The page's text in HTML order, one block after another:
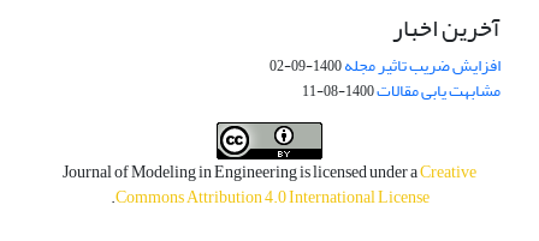
آخرین اخبار
افزایش ضریب تاثیر مجله1400-09-02
مشابهت یابی مقالات1400-08-11
Journal of Modeling in Engineering is licensed under aCreative
Commons Attribution 4.0 International License
.